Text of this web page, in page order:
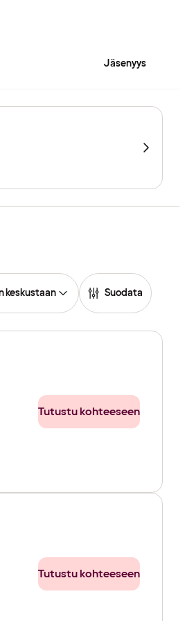
Jäsenyys
keskustaan Suodata
Tutustu kohteeseen
Tutustu kohteeseen